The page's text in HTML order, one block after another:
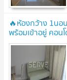
🔥ห้องกว้าง 1นอ
พร้อมเข้าอยู่ คอน
Phaholyothin